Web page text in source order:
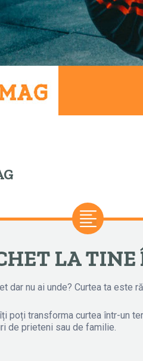
LA TINE
dar nu ai unde? Curtea ta este
poți transforma curtea într-un
de prieteni sau de familie.